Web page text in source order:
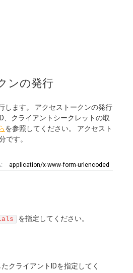
ンの発行
します。 アクセストークンの発行
、クライアントシークレットの取
を参照してください。 アクセスト
です。
application/x-www-form-urlencoded
を指定してください。
クライアントIDを指定してく